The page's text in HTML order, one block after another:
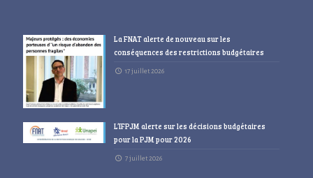
La FNAT alerte de nouveau sur les
conséquences des restrictions budgétaires
17 juillet 2026
L’IFPJM alerte sur les décisions budgétaires
pour la PJM pour 2026
7 juillet 2026